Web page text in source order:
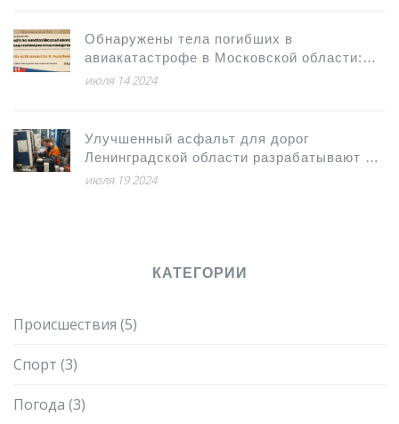
Обнаружены тела погибших в
авиакатастрофе в Московской области:
подробности трагедии
июля 14 2024
Улучшенный асфальт для дорог
Ленинградской области разрабатывают в
Пушкине
июля 19 2024
КАТЕГОРИИ
Происшествия (5)
Спорт (3)
Погода (3)